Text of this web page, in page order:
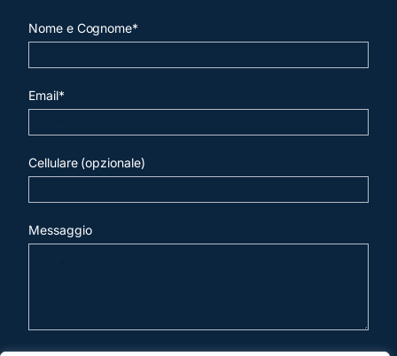
Nome e Cognome*
Email*
Cellulare (opzionale)
Messaggio